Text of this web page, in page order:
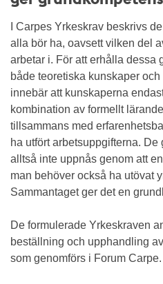
I Carpes Yrkeskrav beskrivs
alla bör ha, oavsett vilken del
arbetar i. För att erhålla dessa
både teoretiska kunskaper
innebär att kunskaperna
kombination av formellt
tillsammans med
ha utfört arbetsuppgifterna.
alltså inte uppnås genom att
man behöver också ha utövat
Sammantaget ger det en
De formulerade Yrkeskraven
beställning och upphandling
som genomförs i Forum Carpe.